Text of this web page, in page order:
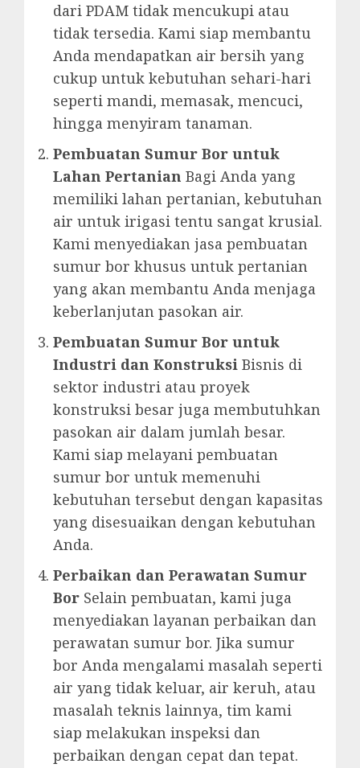
dari PDAM tidak mencukupi atau
tidak tersedia. Kami siap membantu
Anda mendapatkan air bersih yang
cukup untuk kebutuhan sehari-hari
seperti mandi, memasak, mencuci,
hingga menyiram tanaman.
Pembuatan Sumur Bor untuk
Lahan Pertanian Bagi Anda yang
memiliki lahan pertanian, kebutuhan
air untuk irigasi tentu sangat krusial.
Kami menyediakan jasa pembuatan
sumur bor khusus untuk pertanian
yang akan membantu Anda menjaga
keberlanjutan pasokan air.
Pembuatan Sumur Bor untuk
Industri dan Konstruksi Bisnis di
sektor industri atau proyek
konstruksi besar juga membutuhkan
pasokan air dalam jumlah besar.
Kami siap melayani pembuatan
sumur bor untuk memenuhi
kebutuhan tersebut dengan kapasitas
yang disesuaikan dengan kebutuhan
Anda.
Perbaikan dan Perawatan Sumur
Bor Selain pembuatan, kami juga
menyediakan layanan perbaikan dan
perawatan sumur bor. Jika sumur
bor Anda mengalami masalah seperti
air yang tidak keluar, air keruh, atau
masalah teknis lainnya, tim kami
siap melakukan inspeksi dan
perbaikan dengan cepat dan tepat.